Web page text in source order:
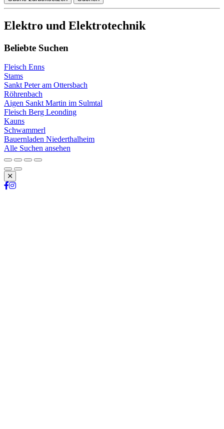
Elektro und Elektrotechnik
Beliebte Suchen
Fleisch Enns
Stams
Sankt Peter am Ottersbach
Röhrenbach
Aigen Sankt Martin im Sulmtal
Fleisch Berg Leonding
Kauns
Schwammerl
Bauernladen Niederthalheim
Alle Suchen ansehen
Schließen